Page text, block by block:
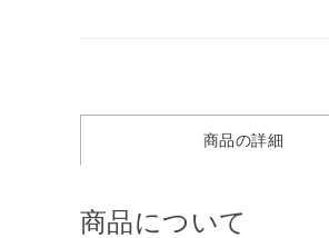
商品の詳細
商品について